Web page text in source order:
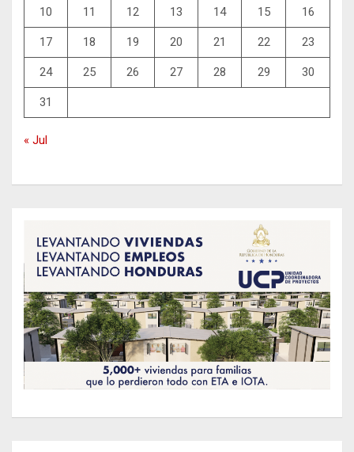
10 11 12 13 14 15 16
17 18 19 20 21 22 23
24 25 26 27 28 29 30
31
« Jul